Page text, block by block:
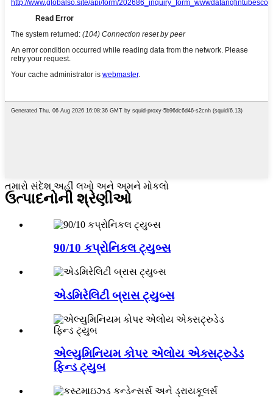
તમારો સંદેશ અહીં લખો અને અમને મોકલો
ઉત્પાદનોની શ્રેણીઓ
90/10 કપ્રોનિકલ ટ્યુબ્સ
એડમિરેલિટી બ્રાસ ટ્યુબ્સ
એલ્યુમિનિયમ કોપર એલોય એક્સટ્રુડેડ
ફિન્ડ ટ્યુબ